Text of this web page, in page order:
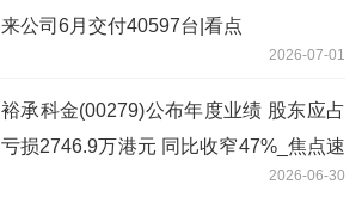
来公司6月交付40597台|看点
2026-07-01
裕承科金(00279)公布年度业绩 股东应占
亏损2746.9万港元 同比收窄47%_焦点速
2026-06-30